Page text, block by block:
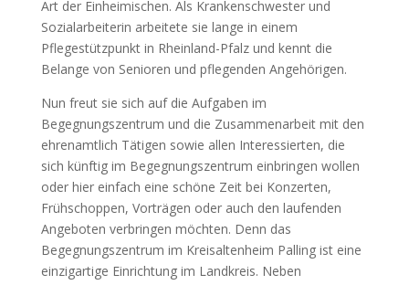
Art der Einheimischen. Als Krankenschwester und
Sozialarbeiterin arbeitete sie lange in einem
Pflegestützpunkt in Rheinland-Pfalz und kennt die
Belange von Senioren und pflegenden Angehörigen.
Nun freut sie sich auf die Aufgaben im
Begegnungszentrum und die Zusammenarbeit mit den
ehrenamtlich Tätigen sowie allen Interessierten, die
sich künftig im Begegnungszentrum einbringen wollen
oder hier einfach eine schöne Zeit bei Konzerten,
Frühschoppen, Vorträgen oder auch den laufenden
Angeboten verbringen möchten. Denn das
Begegnungszentrum im Kreisaltenheim Palling ist eine
einzigartige Einrichtung im Landkreis. Neben